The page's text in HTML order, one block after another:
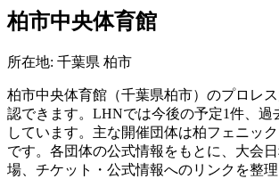
柏市中央体育館
所在地: 千葉県 柏市
柏市中央体育館（千葉県柏市）のプロレ
認できます。LHNでは今後の予定1件、過
しています。主な開催団体は柏フェニッ
です。各団体の公式情報をもとに、大会
場、チケット・公式情報へのリンクを整理